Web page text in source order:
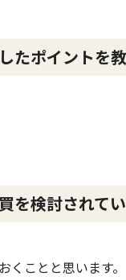
たポイントを
を検討されて
ことと思います。